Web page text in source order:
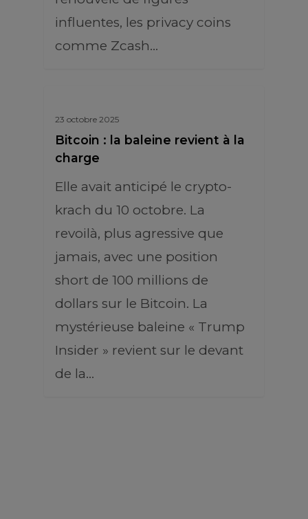
influentes, les privacy coins
comme Zcash…
23 octobre 2025
Bitcoin : la baleine revient à la
charge
Elle avait anticipé le crypto-
krach du 10 octobre. La
revoilà, plus agressive que
jamais, avec une position
short de 100 millions de
dollars sur le Bitcoin. La
mystérieuse baleine « Trump
Insider » revient sur le devant
de la…